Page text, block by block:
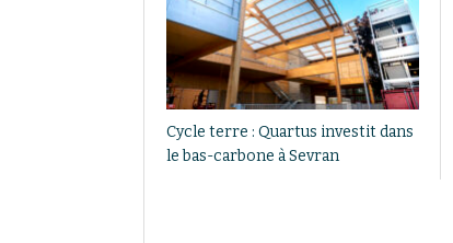
Cycle terre : Quartus investit dans
le bas-carbone à Sevran